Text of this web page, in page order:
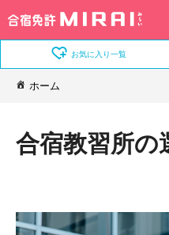
お気に入り一覧
ホーム
合宿教習所の